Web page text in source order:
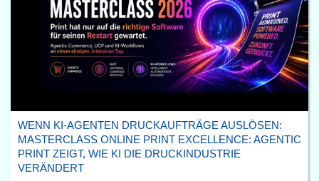
WENN KI-AGENTEN DRUCKAUFTRÄGE AUSLÖSEN:
MASTERCLASS ONLINE PRINT EXCELLENCE: AGENTIC
PRINT ZEIGT, WIE KI DIE DRUCKINDUSTRIE
VERÄNDERT